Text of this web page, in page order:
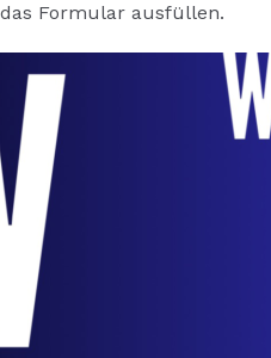
Formular ausfüllen.